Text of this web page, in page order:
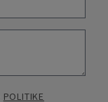
POLITIKE